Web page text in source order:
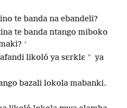
te banda na ebandeli?
te banda ntango miboko
+
likoló ya sɛrklɛ * ya
bazali lokola mabanki.